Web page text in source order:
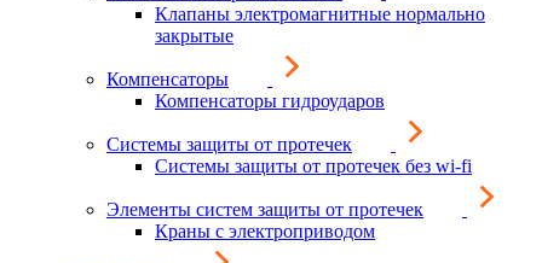
Клапаны электромагнитные нормально
закрытые
Компенсаторы
Компенсаторы гидроударов
Системы защиты от протечек
Системы защиты от протечек без wi-fi
Элементы систем защиты от протечек
Краны с электроприводом